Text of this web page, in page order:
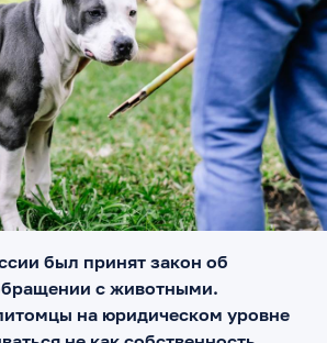
был принят закон об
с животными.
на юридическом уровне